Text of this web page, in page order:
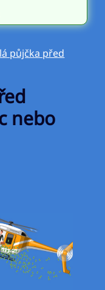
půjčka před
nebo